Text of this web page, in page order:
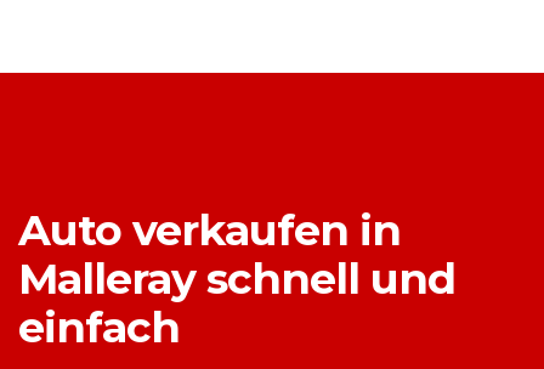
Auto verkaufen in
Malleray schnell und
einfach